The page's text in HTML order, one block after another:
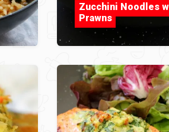
Zucchini Noodles
Prawns